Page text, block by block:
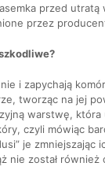
przed utratą
przez
i zapychają
tworząc na jej
warstwę, która
czyli mówiąc
je zmniejszając
nie został również